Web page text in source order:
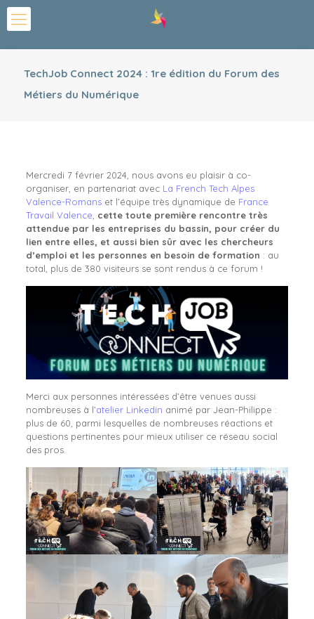
TechJob Connect 2024 : 1re édition du Forum des
Métiers du Numérique
Mercredi 7 février 2024, nous avons eu plaisir à co-
organiser, en partenariat avec La French Tech Alpes
Valence-Romans et l’équipe très dynamique de France
Travail Valence cette toute première rencontre très
attendue par les entreprises du bassin, pour créer du
lien entre elles, et aussi bien sûr avec les chercheurs
d’emploi et les personnes en besoin de formation : au
total, plus de 380 visiteurs se sont rendus à ce forum !
Merci aux personnes intéressées d’être venues aussi
nombreuses à l’atelier Linkedin animé par Jean-Philippe :
plus de 60, parmi lesquelles de nombreuses réactions et
questions pertinentes pour mieux utiliser ce réseau social
des pros.